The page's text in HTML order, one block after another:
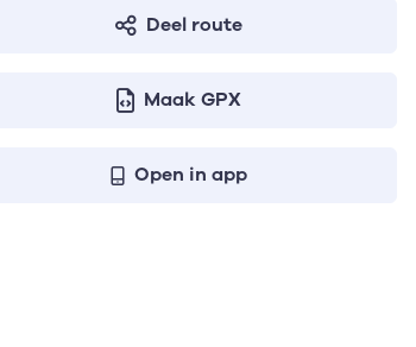
Deel route
Maak GPX
Open in app